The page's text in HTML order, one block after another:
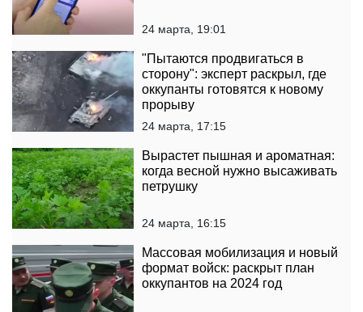
24 марта, 19:01
"Пытаются продвигаться в
сторону": эксперт раскрыл, где
оккупанты готовятся к новому
прорыву
24 марта, 17:15
Вырастет пышная и ароматная:
когда весной нужно высаживать
петрушку
24 марта, 16:15
Массовая мобилизация и новый
формат войск: раскрыт план
оккупантов на 2024 год